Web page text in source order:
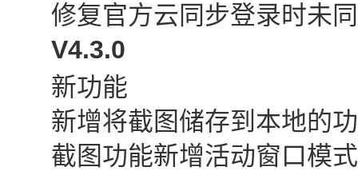
修复官方云同步登录时未同
V4.3.0
新功能
新增将截图储存到本地的
截图功能新增活动窗口模式